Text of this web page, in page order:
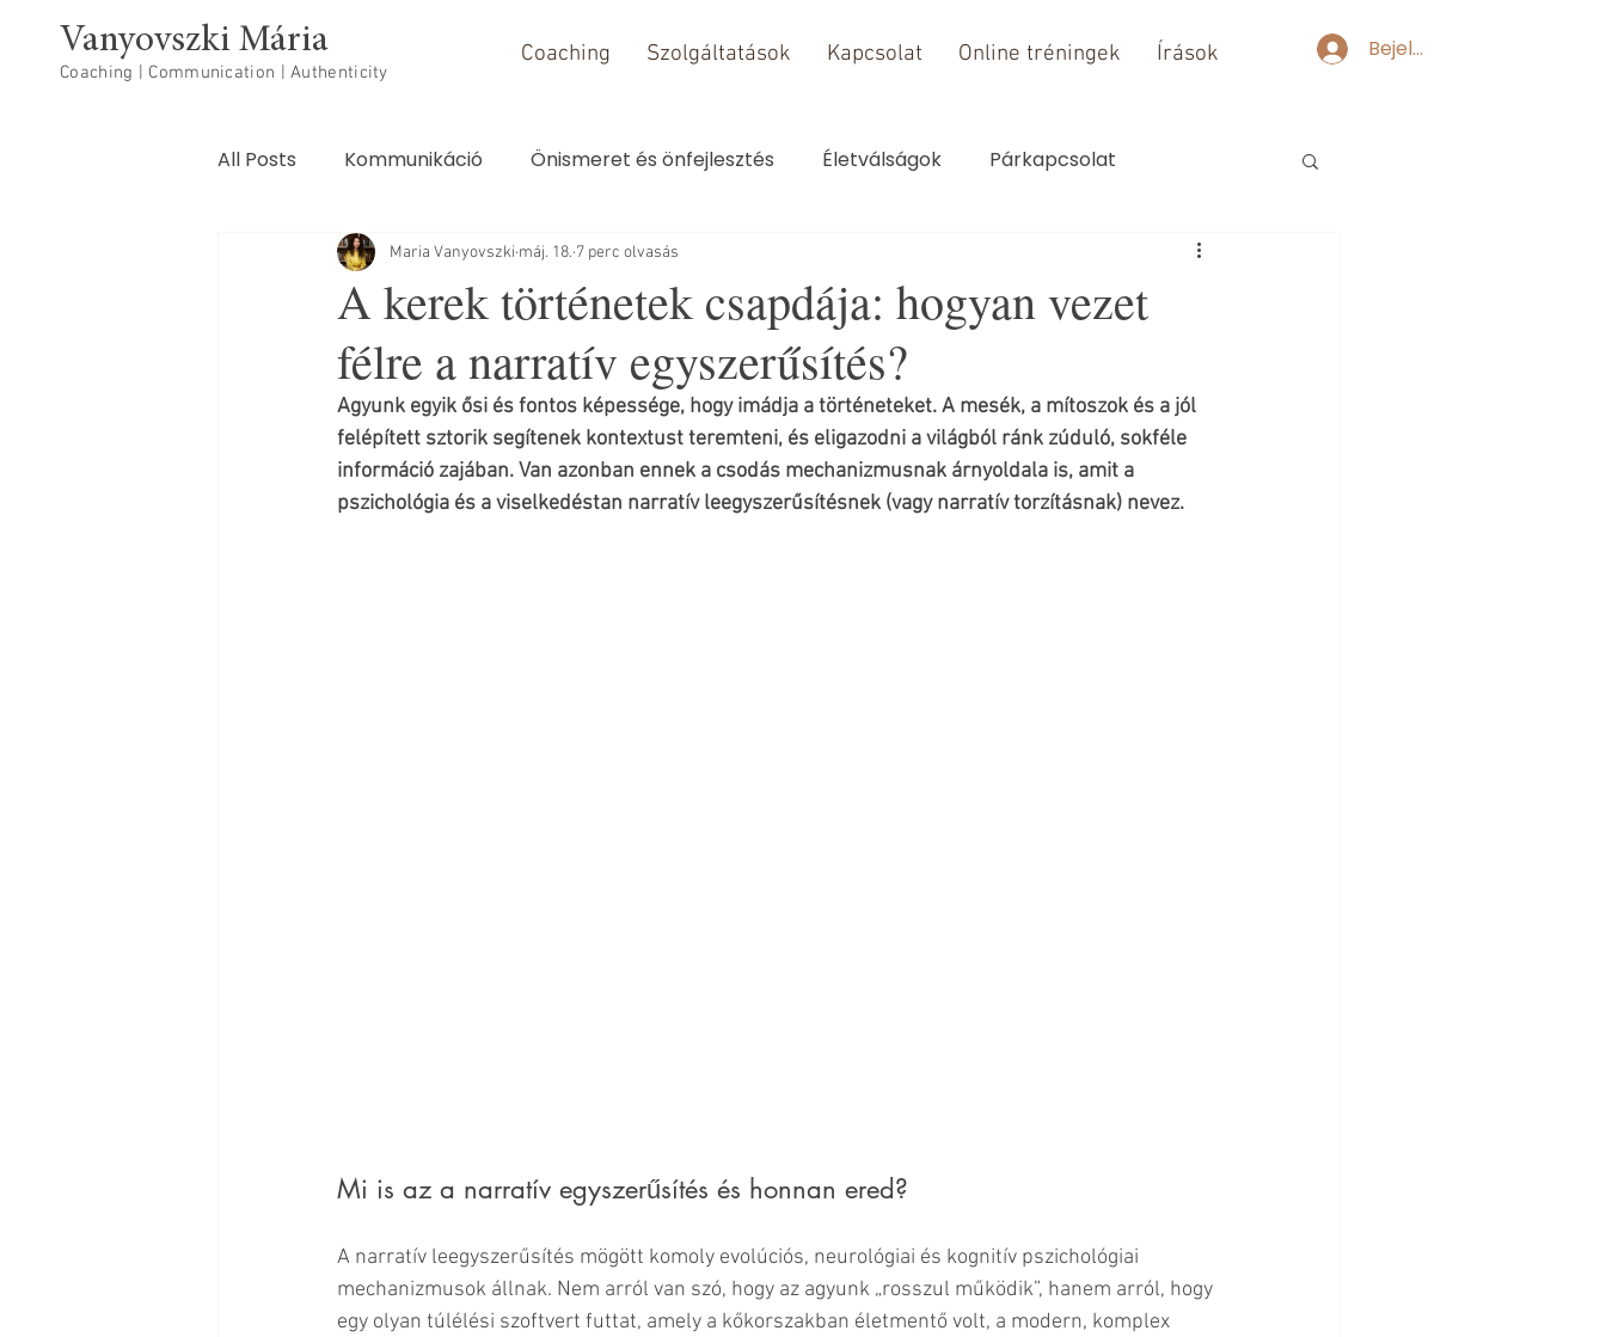
Vanyovszki Mária
Coaching | Communication | Authenticity
Coaching Szolgáltatások Kapcsolat Online tréningek Írások Bejelentkezés
All Posts Kommunikáció Önismeret és önfejlesztés Életválságok Párkapcsolat
Testi-lelki egészség
A kerek történetek csapdája: hogyan vezet
félre a narratív egyszerűsítés?
Maria Vanyovszki máj. 18. 7 perc olvasás
Agyunk egyik ősi és fontos képessége, hogy imádja a történeteket. A mesék, a mítoszok és a jól
felépített sztorik segítenek kontextust teremteni, és eligazodni a világból ránk zúduló, sokféle
információ zajában. Van azonban ennek a csodás mechanizmusnak árnyoldala is, amit a
pszichológia és a viselkedéstan narratív leegyszerűsítésnek (vagy narratív torzításnak) nevez.
Mi is az a narratív egyszerűsítés és honnan ered?
A narratív leegyszerűsítés mögött komoly evolúciós, neurológiai és kognitív pszichológiai
mechanizmusok állnak. Nem arról van szó, hogy az agyunk „rosszul működik”, hanem arról, hogy
egy olyan túlélési szoftvert futtat, amely a kőkorszakban életmentő volt, a modern, komplex